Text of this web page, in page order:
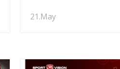
21.May